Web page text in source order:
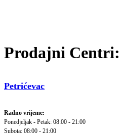
Prodajni Centri:
Petrićevac
Radno vrijeme:
Ponedjeljak - Petak: 08:00 - 21:00
Subota: 08:00 - 21:00